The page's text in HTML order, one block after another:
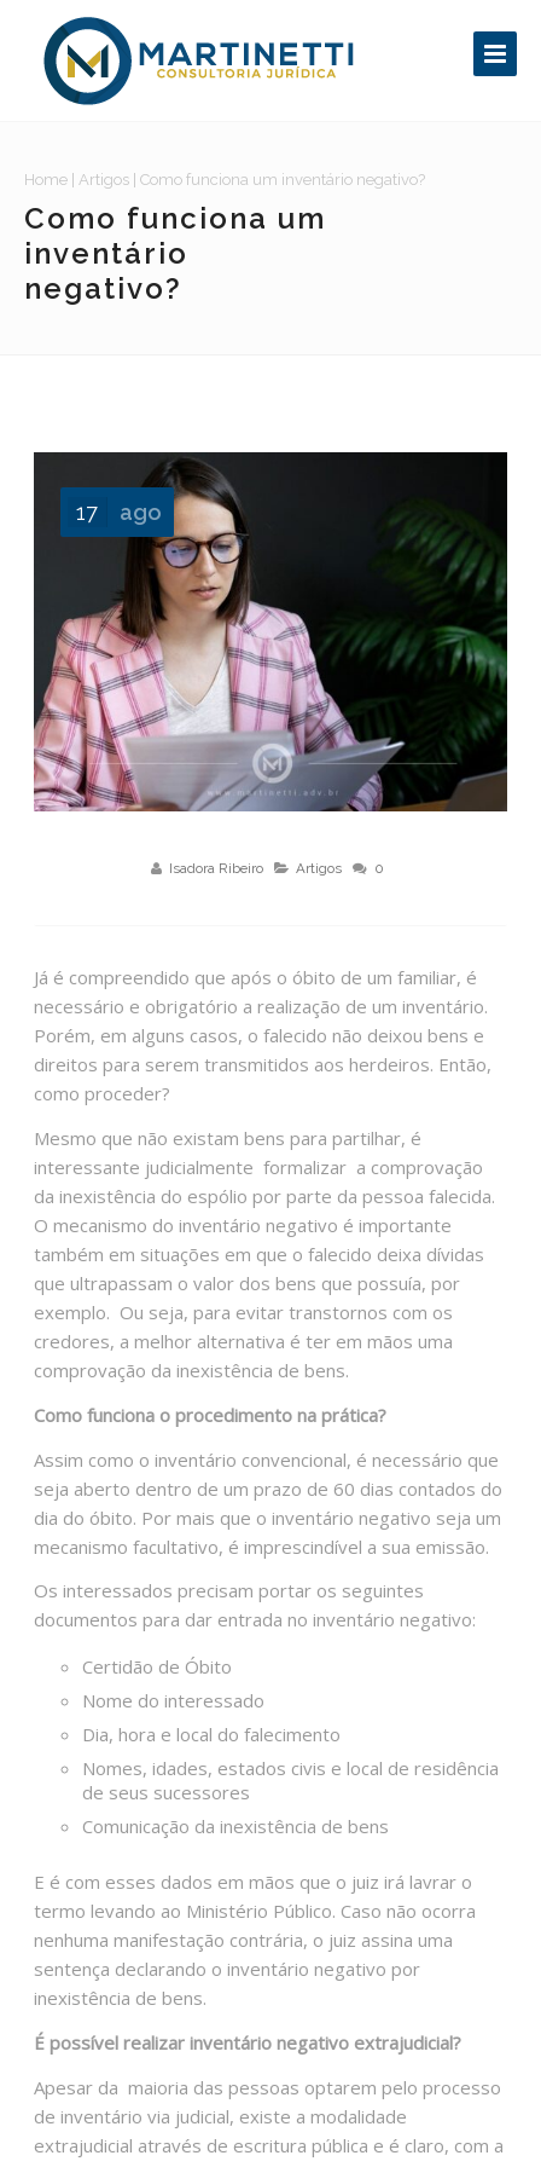
Home Artigos Como funciona um inventário negativo?
Como funciona um
inventário
negativo?
Isadora Ribeiro Artigos 0
17 ago
Já é compreendido que após o óbito de um familiar, é
necessário e obrigatório a realização de um inventário.
Porém, em alguns casos, o falecido não deixou bens e
direitos para serem transmitidos aos herdeiros. Então,
como proceder?
Mesmo que não existam bens para partilhar, é
interessante judicialmente formalizar a comprovação
da inexistência do espólio por parte da pessoa falecida.
O mecanismo do inventário negativo é importante
também em situações em que o falecido deixa dívidas
que ultrapassam o valor dos bens que possuía, por
exemplo. Ou seja, para evitar transtornos com os
credores, a melhor alternativa é ter em mãos uma
comprovação da inexistência de bens.
Como funciona o procedimento na prática?
Assim como o inventário convencional, é necessário que
seja aberto dentro de um prazo de 60 dias contados do
dia do óbito. Por mais que o inventário negativo seja um
mecanismo facultativo, é imprescindível a sua emissão.
Os interessados precisam portar os seguintes
documentos para dar entrada no inventário negativo:
Certidão de Óbito
Nome do interessado
Dia, hora e local do falecimento
Nomes, idades, estados civis e local de residência
de seus sucessores
Comunicação da inexistência de bens
E é com esses dados em mãos que o juiz irá lavrar o
termo levando ao Ministério Público. Caso não ocorra
nenhuma manifestação contrária, o juiz assina uma
sentença declarando o inventário negativo por
inexistência de bens.
É possível realizar inventário negativo extrajudicial?
Apesar da maioria das pessoas optarem pelo processo
de inventário via judicial, existe a modalidade
extrajudicial através de escritura pública e é claro, com a